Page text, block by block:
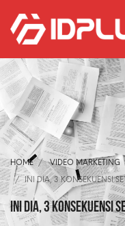
HOME
VIDEO MARKETING
INI DIA, 3 KONSEKUENSI
INI DIA, 3 KONSEKUENSI